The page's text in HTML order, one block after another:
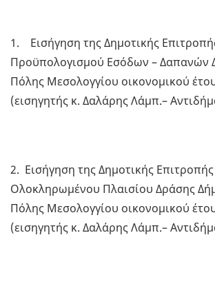
1. Εισήγηση της Δημοτικής
Προϋπολογισμού Εσόδων – Δαπανών
Πόλης Μεσολογγίου οικονομικού
(εισηγητής κ. Δαλάρης Λάμπ.–
2. Εισήγηση της Δημοτικής
Ολοκληρωμένου Πλαισίου Δράσης
Πόλης Μεσολογγίου οικονομικού
(εισηγητής κ. Δαλάρης Λάμπ.–